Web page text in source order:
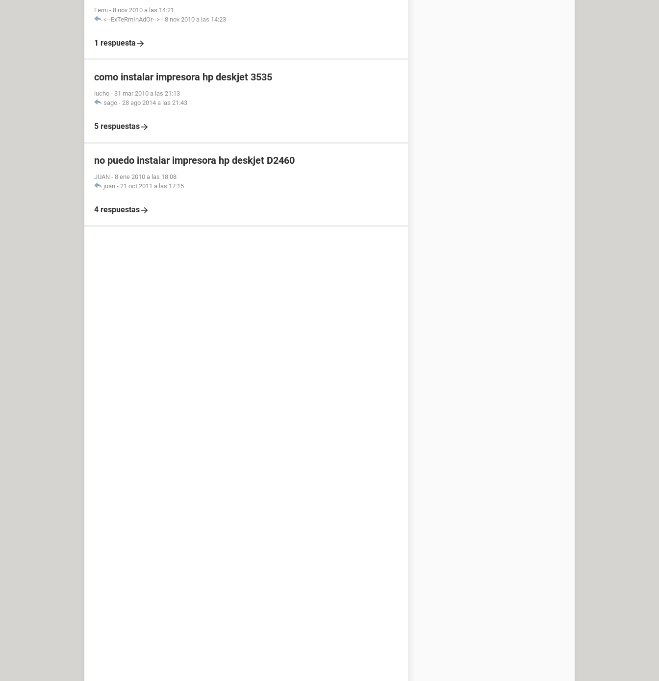
Ferni - 8 nov 2010 a las 14:21
<--ExTeRmInAdOr--> - 8 nov 2010 a las 14:23
1 respuesta
como instalar impresora hp deskjet 3535
lucho - 31 mar 2010 a las 21:13
sago - 28 ago 2014 a las 21:43
5 respuestas
no puedo instalar impresora hp deskjet D2460
JUAN - 8 ene 2010 a las 18:08
juan - 21 oct 2011 a las 17:15
4 respuestas